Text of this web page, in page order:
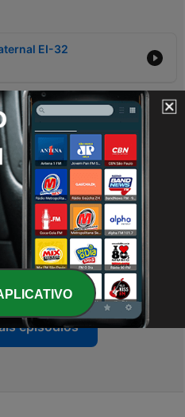
EI-32
Maternal EI-32
brincar?
episódios